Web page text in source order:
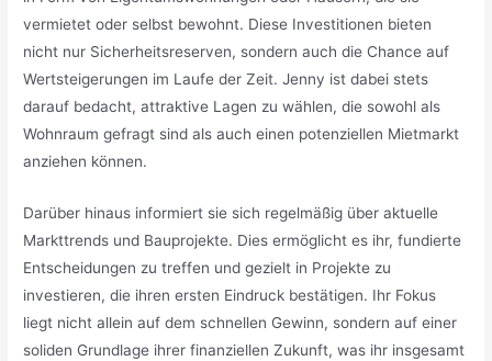
vermietet oder selbst bewohnt. Diese Investitionen bieten
nicht nur Sicherheitsreserven, sondern auch die Chance auf
Wertsteigerungen im Laufe der Zeit. Jenny ist dabei stets
darauf bedacht, attraktive Lagen zu wählen, die sowohl als
Wohnraum gefragt sind als auch einen potenziellen Mietmarkt
anziehen können.
Darüber hinaus informiert sie sich regelmäßig über aktuelle
Markttrends und Bauprojekte. Dies ermöglicht es ihr, fundierte
Entscheidungen zu treffen und gezielt in Projekte zu
investieren, die ihren ersten Eindruck bestätigen. Ihr Fokus
liegt nicht allein auf dem schnellen Gewinn, sondern auf einer
soliden Grundlage ihrer finanziellen Zukunft, was ihr insgesamt